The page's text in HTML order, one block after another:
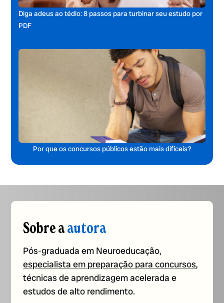
Diga adeus ao tédio: 8 passos para turbinar seu estudo por
PDF
Por que os concursos públicos estão mais difíceis?
Sobre aautora
Pós-graduada em Neuroeducação,
especialista em preparação para concursos,
técnicas de aprendizagem acelerada e
estudos de alto rendimento.